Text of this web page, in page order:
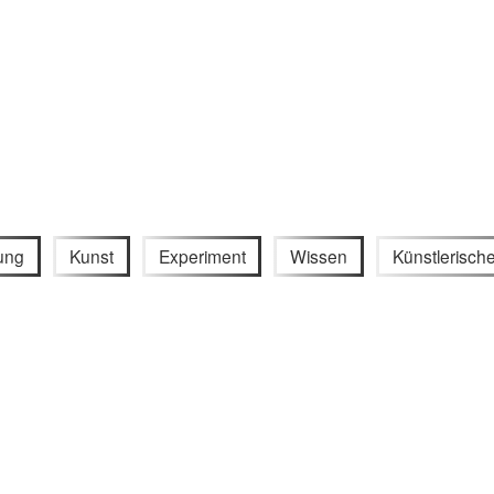
Kunst Experiment Wissen